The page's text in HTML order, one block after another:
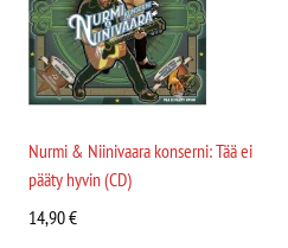
Nurmi & Niinivaara konserni: Tää ei
pääty hyvin (CD)
14,90€